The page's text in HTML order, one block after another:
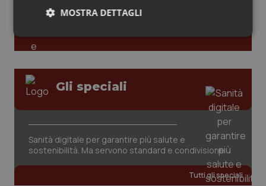
Toscana
Umbria
Valle D’Aosta
Obesità
Oftalmologia
Oncodermatologia
Oncologia & Nutrizione
Psoriasi & pelle
Gli speciali
Sanità digitale per garantire più salute e
sostenibilità. Ma servono standard e condivisione
Tutti gli speciali
MOSTRA DETTAGLI
Necessari Statistici Marketing
I cookie necessari contribuiscono a rendere fruibile il
sito web abilitandone funzionalità di base quali la
protette del sito. Il sito web non è in grado di
funzionare correttamente senza questi cookie.